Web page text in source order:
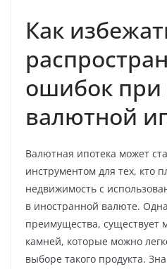
Как
ошибок
валютной
Валютная ипотека может
инструментом для тех, кто
недвижимость с
в иностранной валюте.
преимущества, существует
камней, которые можно
выборе такого продукта.